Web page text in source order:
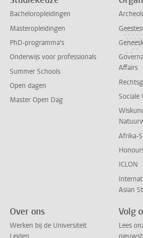
Bacheloropleidingen
Masteropleidingen
PhD-programma's
Onderwijs voor professionals
Summer Schools
Open dagen
Master Open Dag
Affairs
Sociale
Afrika-
ICLON
Asian
Over ons
Werken bij de Universiteit
Volg
Lees